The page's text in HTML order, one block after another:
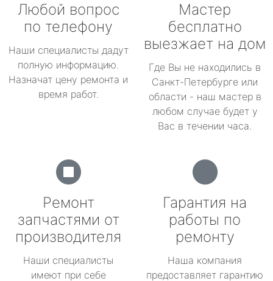
Любой вопрос
по телефону
Наши специалисты дадут
полную информацию.
Назначат цену ремонта и
время работ.
Мастер
бесплатно
выезжает на дом
Где Вы не находились в
Санкт-Петербурге или
области - наш мастер в
любом случае будет у
Вас в течении часа.
Ремонт
запчастями от
производителя
Наши специалисты
имеют при себе
Гарантия на
работы по
ремонту
Наша компания
предоставляет гарантию